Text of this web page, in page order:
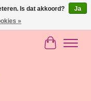
Is dat akkoord?
Ja
»